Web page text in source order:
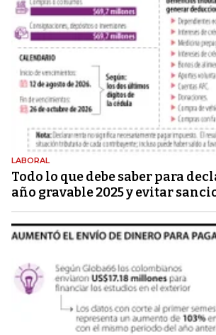
LABORAL
Todo lo que debe saber para
año gravable 2025 y evitar